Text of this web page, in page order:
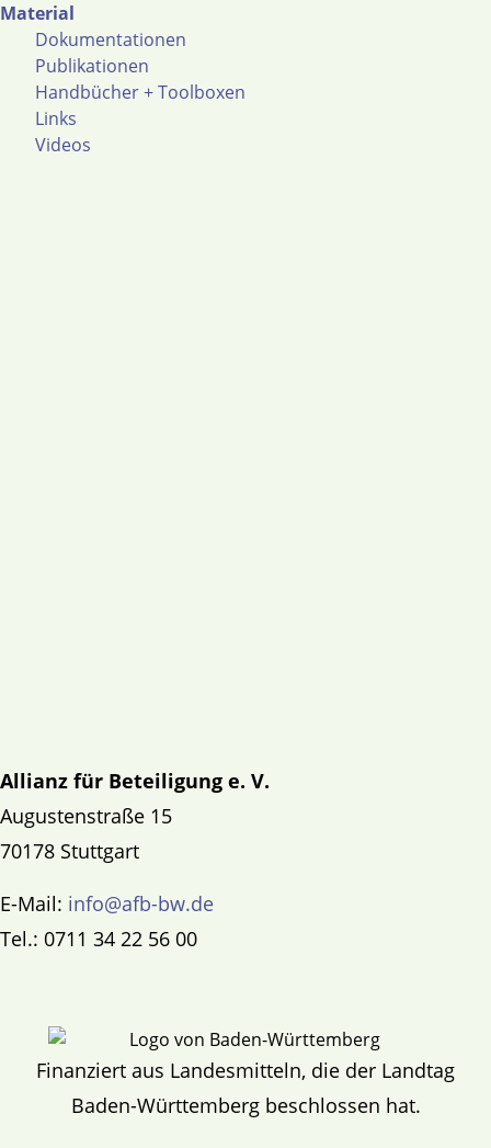
Material
Dokumentationen
Publikationen
Handbücher + Toolboxen
Links
Videos
Allianz für Beteiligung e. V.
Augustenstraße 15
70178 Stuttgart
E-Mail: info@afb-bw.de
Tel.: 0711 34 22 56 00
Finanziert aus Landesmitteln, die der Landtag
Baden-Württemberg beschlossen hat.